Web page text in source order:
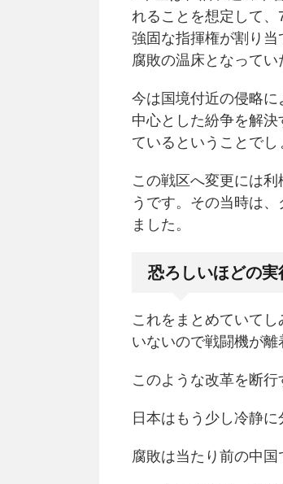
れることを想定して
強固な指揮権が割り
腐敗の温床となってい
今は国境付近の侵略
中心とした紛争を解
ているということでし
この戦区へ変更には
うです。その当時は
ました。
恐ろしいほどの実
これをまとめていて
いないので戦闘機が離
このような改革を断
日本はもう少し冷静
腐敗は当たり前の中